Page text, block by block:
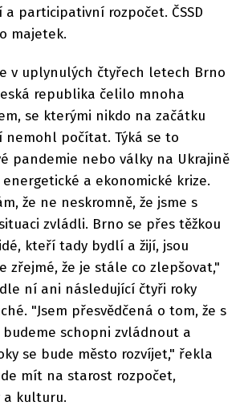
participativní rozpočet. ČSSD
majetek.
v uplynulých čtyřech letech Brno
republika čelilo mnoha
se kterými nikdo na začátku
počítat. Týká se to
pandemie nebo války na Ukrajině
a ekonomické krize.
že ne neskromně, že jsme s
zvládli. Brno se přes těžkou
kteří tady bydlí a žijí, jsou
zřejmé, že je stále co zlepšovat,"
ní ani následující čtyři roky
"Jsem přesvědčená o tom, že s
schopni zvládnout a
se bude město rozvíjet," řekla
mít na starost rozpočet,
a kulturu.